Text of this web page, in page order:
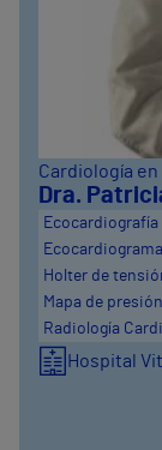
Cardiología en
Dra.
Ecocardiografía
Holter de
Mapa de
Radiología
Hospital